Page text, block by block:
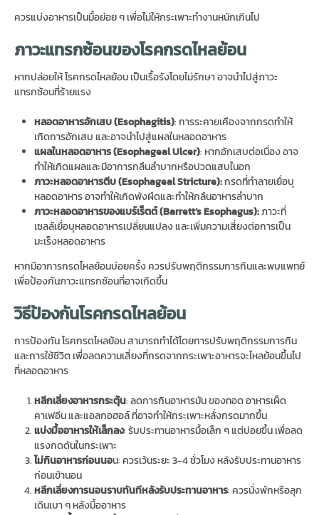
ควรแบ่งอาหารเป็นมื้อย่อย ๆ เพื่อไม่ให้กระเพาะทำงานหนักเกินไป
ภาวะแทรกซ้อนของโรคกรดไหลย้อน
หากปล่อยให้ โรคกรดไหลย้อน เป็นเรื้อรังโดยไม่รักษา อาจนำไปสู่ภาวะ
แทรกซ้อนที่ร้ายแรง
หลอดอาหารอักเสบ (Esophagitis): การระคายเคืองจากกรดทำให้
เกิดการอักเสบ และอาจนำไปสู่แผลในหลอดอาหาร
แผลในหลอดอาหาร (Esophageal Ulcer): หากอักเสบต่อเนื่อง อาจ
ทำให้เกิดแผลและมีอาการกลืนลำบากหรือปวดแสบในอก
ภาวะหลอดอาหารตีบ (Esophageal Stricture):กรดที่ทำลายเยื่อบุ
หลอดอาหาร อาจทำให้เกิดพังผืดและทำให้กลืนอาหารลำบาก
ภาวะหลอดอาหารของแบร์เร็ตต์ (Barrett’s Esophagus):ภาวะที่
เซลล์เยื่อบุหลอดอาหารเปลี่ยนแปลง และเพิ่มความเสี่ยงต่อการเป็น
มะเร็งหลอดอาหาร
หากมีอาการกรดไหลย้อนบ่อยครั้ง ควรปรับพฤติกรรมการกินและพบแพทย์
เพื่อป้องกันภาวะแทรกซ้อนที่อาจเกิดขึ้น
วิธีป้องกันโรคกรดไหลย้อน
การป้องกัน โรคกรดไหลย้อน สามารถทำได้โดยการปรับพฤติกรรมการกิน
และการใช้ชีวิต เพื่อลดความเสี่ยงที่กรดจากกระเพาะอาหารจะไหลย้อนขึ้นไป
ที่หลอดอาหาร
หลีกเลี่ยงอาหารกระตุ้น: ลดการกินอาหารมัน ของทอด อาหารเผ็ด
คาเฟอีน และแอลกอฮอล์ ที่อาจทำให้กระเพาะหลั่งกรดมากขึ้น
แบ่งมื้ออาหารให้เล็กลง: รับประทานอาหารมื้อเล็ก ๆ แต่บ่อยขึ้น เพื่อลด
แรงกดดันในกระเพาะ
ไม่กินอาหารก่อนนอน: ควรเว้นระยะ 3-4 ชั่วโมง หลังรับประทานอาหาร
ก่อนเข้านอน
หลีกเลี่ยงการนอนราบทันทีหลังรับประทานอาหาร: ควรนั่งพักหรือลุก
เดินเบา ๆ หลังมื้ออาหาร